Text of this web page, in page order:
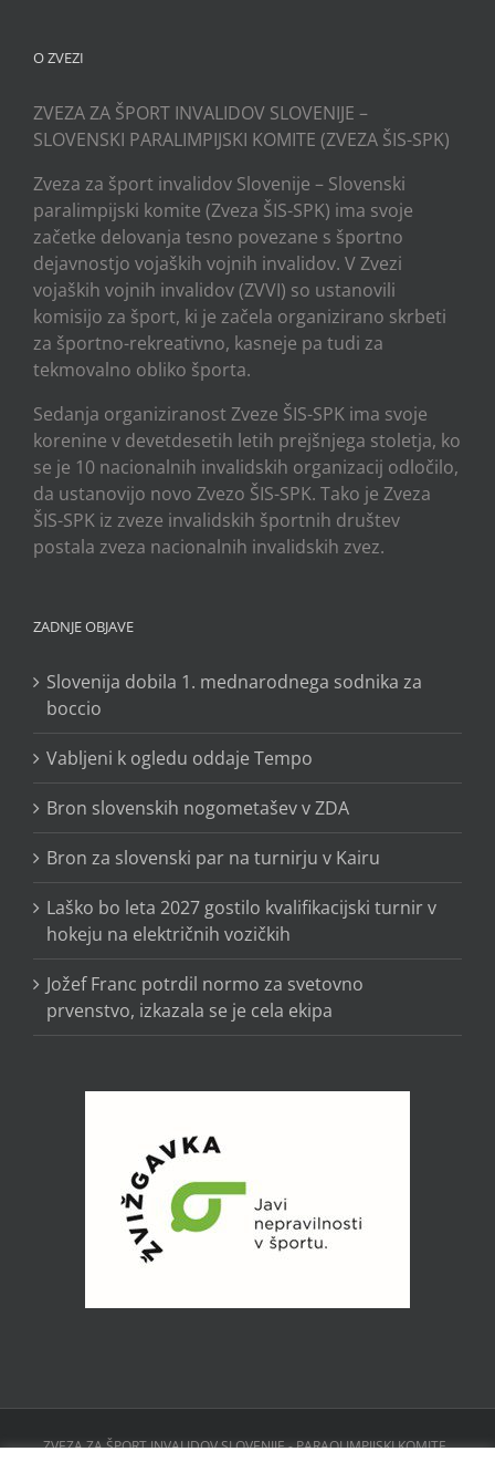
O ZVEZI
ZVEZA ZA ŠPORT INVALIDOV SLOVENIJE –
SLOVENSKI PARALIMPIJSKI KOMITE (ZVEZA ŠIS-SPK)
Zveza za šport invalidov Slovenije – Slovenski
paralimpijski komite (Zveza ŠIS-SPK) ima svoje
začetke delovanja tesno povezane s športno
dejavnostjo vojaških vojnih invalidov. V Zvezi
vojaških vojnih invalidov (ZVVI) so ustanovili
komisijo za šport, ki je začela organizirano skrbeti
za športno-rekreativno, kasneje pa tudi za
tekmovalno obliko športa.
Sedanja organiziranost Zveze ŠIS-SPK ima svoje
korenine v devetdesetih letih prejšnjega stoletja, ko
se je 10 nacionalnih invalidskih organizacij odločilo,
da ustanovijo novo Zvezo ŠIS-SPK. Tako je Zveza
ŠIS-SPK iz zveze invalidskih športnih društev
postala zveza nacionalnih invalidskih zvez.
ZADNJE OBJAVE
Slovenija dobila 1. mednarodnega sodnika za
boccio
Vabljeni k ogledu oddaje Tempo
Bron slovenskih nogometašev v ZDA
Bron za slovenski par na turnirju v Kairu
Laško bo leta 2027 gostilo kvalifikacijski turnir v
hokeju na električnih vozičkih
Jožef Franc potrdil normo za svetovno
prvenstvo, izkazala se je cela ekipa
ZVEZA ZA ŠPORT INVALIDOV SLOVENIJE - PARAOLIMPIJSKI KOMITE ,